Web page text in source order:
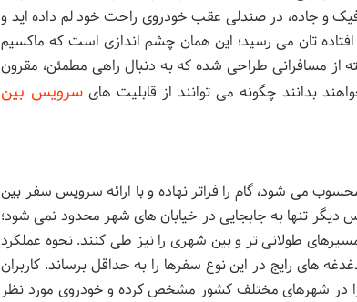
و جاده، در صندلی عقب خودروی راحت خود لم داده اید و
تان می رسید؛ این همان چشم اندازی است که ماکسیم
از مسافرانی طراحی شده که به دنبال راهی مطمئن، مقرون
بدانند چگونه می توانند از قابلیت های سرویس بین
می شود، گام را فراتر نهاده و با ارائه سرویس سفر بین
دیگر تنها به جابجایی در خیابان های شهر محدود نمی شود؛
طولانی تر و بین شهری را نیز طی کنند. نحوه عملکرد
رایج در این نوع سفرها را به حداقل برساند. کاربران
در شهرهای مختلف کشور مشخص کرده و خودروی مورد نظر